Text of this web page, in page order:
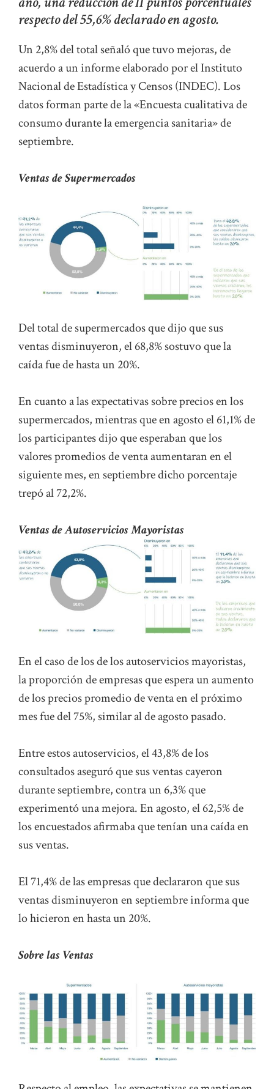
respecto del 55,6% declarado en agosto.
Un 2,8% del total señaló que tuvo mejoras, de
acuerdo a un informe elaborado por el Instituto
Nacional de Estadística y Censos (INDEC). Los
datos forman parte de la «Encuesta cualitativa de
consumo durante la emergencia sanitaria» de
septiembre.
Ventas de Supermercados
Del total de supermercados que dijo que sus
ventas disminuyeron, el 68,8% sostuvo que la
caída fue de hasta un 20%.
En cuanto a las expectativas sobre precios en los
supermercados, mientras que en agosto el 61,1% de
los participantes dijo que esperaban que los
valores promedios de venta aumentaran en el
siguiente mes, en septiembre dicho porcentaje
trepó al 72,2%.
Ventas de Autoservicios Mayoristas
En el caso de los de los autoservicios mayoristas,
la proporción de empresas que espera un aumento
de los precios promedio de venta en el próximo
mes fue del 75%, similar al de agosto pasado.
Entre estos autoservicios, el 43,8% de los
consultados aseguró que sus ventas cayeron
durante septiembre, contra un 6,3% que
experimentó una mejora. En agosto, el 62,5% de
los encuestados afirmaba que tenían una caída en
sus ventas.
El 71,4% de las empresas que declararon que sus
ventas disminuyeron en septiembre informa que
lo hicieron en hasta un 20%.
Sobre las Ventas